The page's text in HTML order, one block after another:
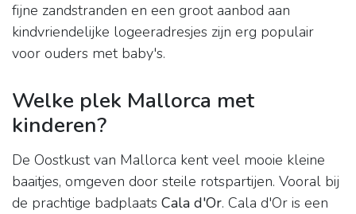
fijne zandstranden en een groot aanbod aan
kindvriendelijke logeeradresjes zijn erg populair
voor ouders met baby's.
Welke plek Mallorca met
kinderen?
De Oostkust van Mallorca kent veel mooie kleine
baaitjes, omgeven door steile rotspartijen. Vooral bij
de prachtige badplaats Cala d'Or. Cala d'Or is een